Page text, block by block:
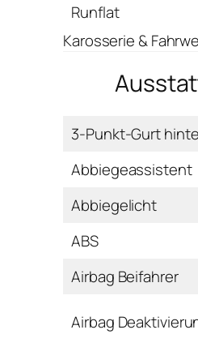
Runflat
Karosserie &
3-Punkt-Gurt
Abbiegeassistent
Abbiegelicht
ABS
Airbag Beifahrer
Airbag